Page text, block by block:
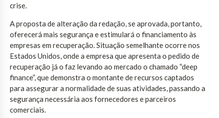
crise.
A proposta de alteração da redação, se aprovada, portanto,
oferecerá mais segurança e estimulará o financiamento às
empresas em recuperação. Situação semelhante ocorre nos
Estados Unidos, onde a empresa que apresenta o pedido de
recuperação já o faz levando ao mercado o chamado “deep
finance”, que demonstra o montante de recursos captados
para assegurar a normalidade de suas atividades, passando a
segurança necessária aos fornecedores e parceiros
comerciais.